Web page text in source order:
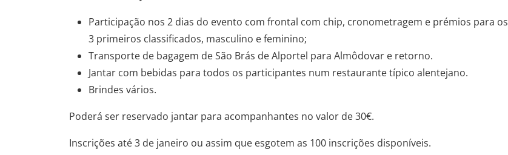
Participação nos 2 dias do evento com frontal com chip, cronometragem e prémios para os
3 primeiros classificados, masculino e feminino;
Transporte de bagagem de São Brás de Alportel para Almôdovar e retorno.
Jantar com bebidas para todos os participantes num restaurante típico alentejano.
Brindes vários.
Poderá ser reservado jantar para acompanhantes no valor de 30€.
Inscrições até 3 de janeiro ou assim que esgotem as 100 inscrições disponíveis.